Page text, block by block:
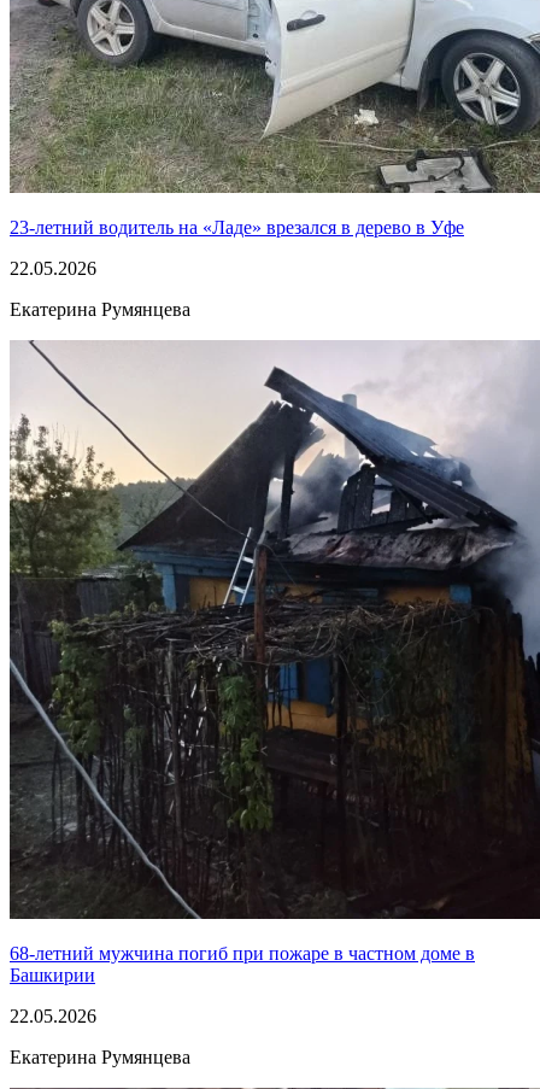
23-летний водитель на «Ладе» врезался в дерево в Уфе
22.05.2026
Екатерина Румянцева
68-летний мужчина погиб при пожаре в частном доме в
Башкирии
22.05.2026
Екатерина Румянцева